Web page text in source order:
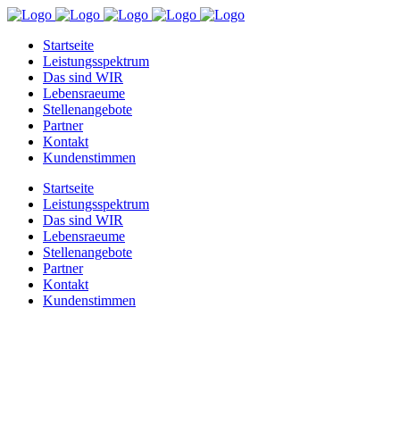
Startseite
Leistungsspektrum
Das sind WIR
Lebensraeume
Stellenangebote
Partner
Kontakt
Kundenstimmen
Startseite
Leistungsspektrum
Das sind WIR
Lebensraeume
Stellenangebote
Partner
Kontakt
Kundenstimmen